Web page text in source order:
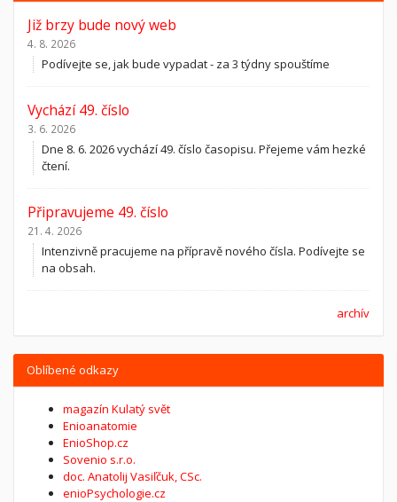
Již brzy bude nový web
4. 8. 2026
Podívejte se, jak bude vypadat - za 3 týdny spouštíme
Vychází 49. číslo
3. 6. 2026
Dne 8. 6. 2026 vychází 49. číslo časopisu. Přejeme vám hezké
čtení.
Připravujeme 49. číslo
21. 4. 2026
Intenzivně pracujeme na přípravě nového čísla. Podívejte se
na obsah.
archív
Oblíbené odkazy
magazín Kulatý svět
Enioanatomie
EnioShop.cz
Sovenio s.r.o.
doc. Anatolij Vasiľčuk, CSc.
enioPsychologie.cz